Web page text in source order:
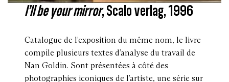
I’ll be your mirror, Scalo verlag, 1996
Catalogue de l’exposition du même nom, le livre
compile plusieurs textes d’analyse du travail de
Nan Goldin. Sont présentées à côté des
photographies iconiques de l’artiste, une série sur